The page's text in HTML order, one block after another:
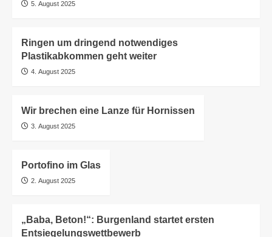
5. August 2025
Ringen um dringend notwendiges
Plastikabkommen geht weiter
4. August 2025
Wir brechen eine Lanze für Hornissen
3. August 2025
Portofino im Glas
2. August 2025
„Baba, Beton!“: Burgenland startet ersten
Entsiegelungswettbewerb